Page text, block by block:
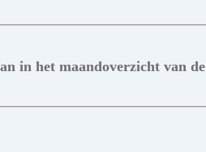
in het maandoverzicht van de